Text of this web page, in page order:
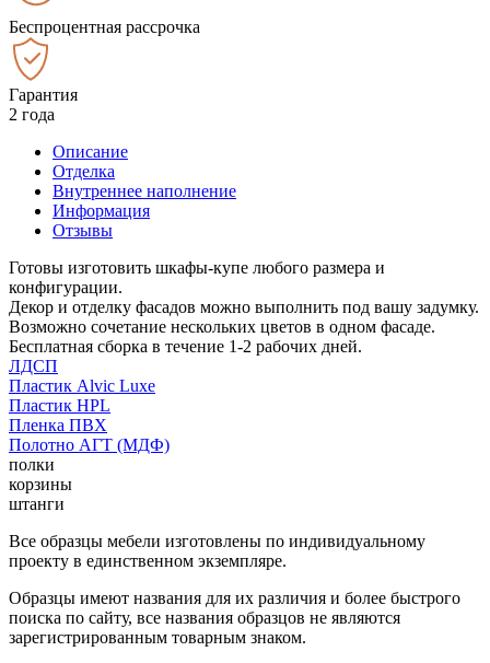
Беспроцентная рассрочка
Гарантия
2 года
Описание
Отделка
Внутреннее наполнение
Информация
Отзывы
Готовы изготовить шкафы-купе любого размера и
конфигурации.
Декор и отделку фасадов можно выполнить под вашу задумку.
Возможно сочетание нескольких цветов в одном фасаде.
Бесплатная сборка в течение 1-2 рабочих дней.
ЛДСП
Пластик Alvic Luxe
Пластик HPL
Пленка ПВХ
Полотно АГТ (МДФ)
полки
корзины
штанги
Все образцы мебели изготовлены по индивидуальному
проекту в единственном экземпляре.
Образцы имеют названия для их различия и более быстрого
поиска по сайту, все названия образцов не являются
зарегистрированным товарным знаком.